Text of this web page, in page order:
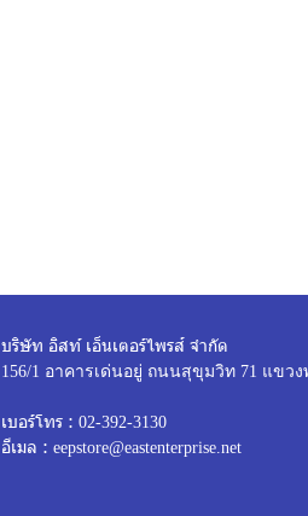
บริษัท อิสท์ เอ็นเตอร์ไพรส์ จำกัด
156/1 อาคารเด่นอยู่ ถนนสุขุมวิท 71 แขว
เบอร์โทร : 02-392-3130
อีเมล : eepstore@eastenterprise.net